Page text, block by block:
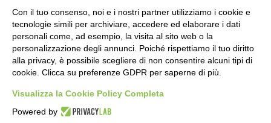
Calcola
Scorporo IVA
Con il tuo consenso, noi e i nostri partner utilizziamo i cookie e
tecnologie simili per archiviare, accedere ed elaborare i dati
personali come, ad esempio, la visita al sito web o la
personalizzazione degli annunci. Poiché rispettiamo il tuo diritto
alla privacy, è possibile scegliere di non consentire alcuni tipi di
cookie. Clicca su preferenze GDPR per saperne di più.
Visualizza la Cookie Policy Completa
Powered by